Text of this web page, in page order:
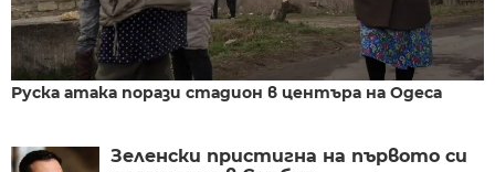
Руска атака порази стадион в центъра на Одеса
Зеленски пристигна на първото си